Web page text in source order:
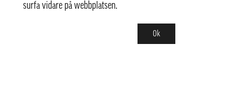
surfa vidare på webbplatsen.
Ok